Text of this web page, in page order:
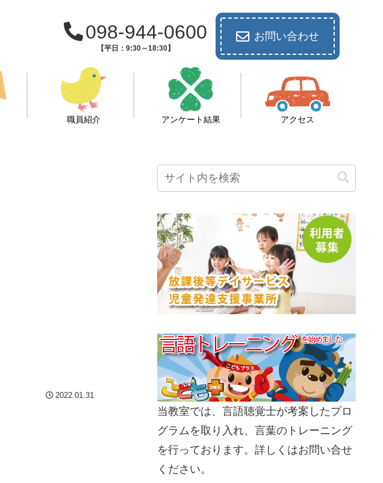
098-944-0600
【平日：9:30～18:30】
お問い合わせ
職員紹介 アンケート結果 アクセス
2022.01.31
当教室では、言語聴覚士が考案したプロ
グラムを取り入れ、言葉のトレーニング
を行っております。詳しくはお問い合せ
ください。